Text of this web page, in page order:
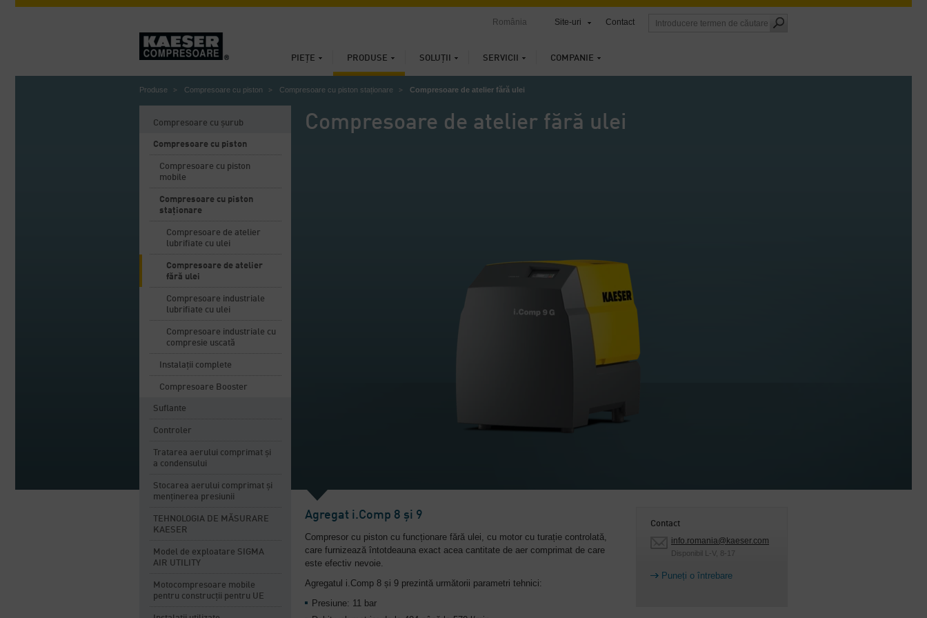
PIEȚE PRODUSE SOLUȚII SERVICII COMPANIE
România Site-uri Contact
Produse Compresoare cu piston Compresoare cu piston staționare Compresoare de atelier fără ulei
Compresoare de atelier fără ulei
Compresoare cu șurub
Compresoare cu piston
Compresoare cu piston
mobile
Compresoare cu piston
staționare
Compresoare de atelier
lubrifiate cu ulei
Compresoare de atelier
fără ulei
Compresoare industriale
lubrifiate cu ulei
Compresoare industriale cu
compresie uscată
Instalații complete
Compresoare Booster
Suflante
Controler
Tratarea aerului comprimat și
a condensului
Stocarea aerului comprimat și
menținerea presiunii
TEHNOLOGIA DE MĂSURARE
KAESER
Model de exploatare SIGMA
AIR UTILITY
Motocompresoare mobile
pentru construcții pentru UE
Agregat i.Comp 8 și 9
Compresor cu piston cu funcționare fără ulei, cu motor cu turație controlată,
care furnizează întotdeauna exact acea cantitate de aer comprimat de care
este efectiv nevoie.
Agregatul i.Comp 8 și 9 prezintă următorii parametri tehnici:
Presiune: 11 bar
Contact
info.romania@kaeser.com
Disponibil L-V, 8-17
Puneți o întrebare